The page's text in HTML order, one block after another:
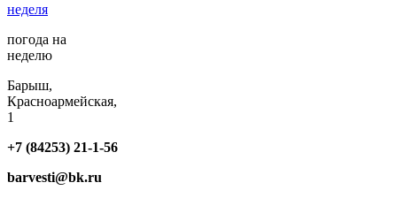
неделя
погода на
неделю
Барыш,
Красноармейская,
1
+7 (84253) 21-1-56
barvesti@bk.ru